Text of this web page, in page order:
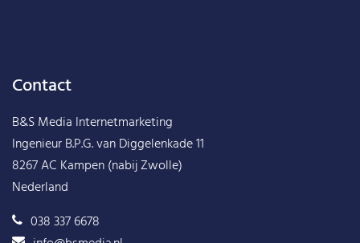
Contact
B&S Media Internetmarketing
Ingenieur B.P.G. van Diggelenkade 11
8267 AC Kampen (nabij Zwolle)
Nederland
038 337 6678